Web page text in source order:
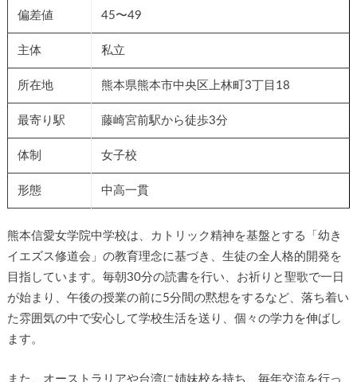
偏差値 45〜49
主体 私立
所在地 熊本県熊本市中央区上林町3丁目18
最寄り駅 藤崎宮前駅から徒歩3分
体制 女子校
形態 中高一貫
熊本信愛女学院中学校は、カトリック精神を基盤とする「幼
きイエズス修道会」の教育理念に基づき、生徒の全人格的開
発を目指しています。毎朝30分の読書を行い、お祈りと聖歌
で一日が始まり、午後の授業の前に5分間の黙想をするなど、
落ち着いた雰囲気の中で安心して学校生活を送り、個々の学
力を伸ばします。
また、オーストラリアや台湾に姉妹校を持ち、毎年交流を行